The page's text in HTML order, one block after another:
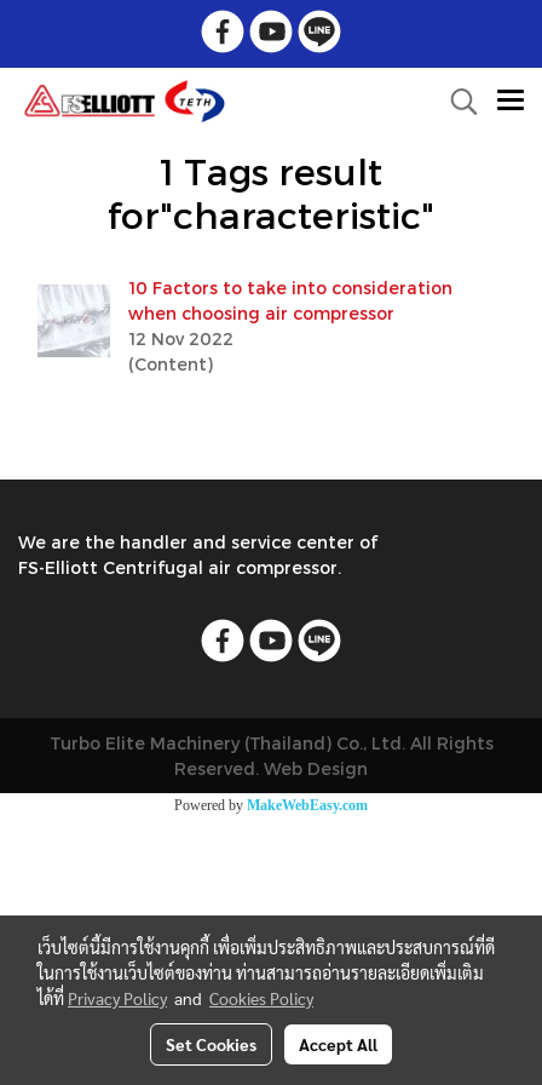
1 Tags result
for"characteristic"
10 Factors to take into consideration
when choosing air compressor
12 Nov 2022
(Content)
We are the handler and service center of
FS-Elliott Centrifugal air compressor.
Turbo Elite Machinery (Thailand) Co., Ltd. All Rights
Reserved. Web Design
Powered by MakeWebEasy.com
เว็บไซต์นี้มีการใช้งานคุกกี้ เพื่อเพิ่มประสิทธิภาพและประสบการณ์ที่ดี
ในการใช้งานเว็บไซต์ของท่าน ท่านสามารถอ่านรายละเอียดเพิ่มเติม
ได้ที่ Privacy Policy and Cookies Policy
Set Cookies Accept All